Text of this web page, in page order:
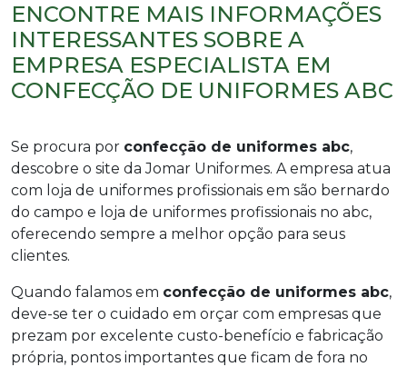
ENCONTRE MAIS INFORMAÇÕES
INTERESSANTES SOBRE A
EMPRESA ESPECIALISTA EM
CONFECÇÃO DE UNIFORMES ABC
Se procura por confecção de uniformes abc,
descobre o site da Jomar Uniformes. A empresa atua
com loja de uniformes profissionais em são bernardo
do campo e loja de uniformes profissionais no abc,
oferecendo sempre a melhor opção para seus
clientes.
Quando falamos em confecção de uniformes abc,
deve-se ter o cuidado em orçar com empresas que
prezam por excelente custo-benefício e fabricação
própria, pontos importantes que ficam de fora no